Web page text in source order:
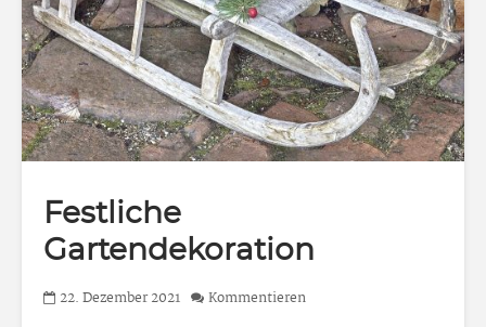
Festliche
Gartendekoration
22. Dezember 2021 Kommentieren